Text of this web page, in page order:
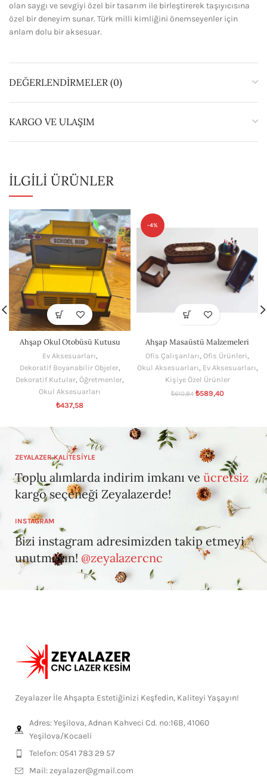
olan saygı ve sevgiyi özel bir tasarım ile birleştirerek taşıyıcısına
özel bir deneyim sunar. Türk milli kimliğini önemseyenler için
anlam dolu bir aksesuar.
DEĞERLENDIRMELER (0)
KARGO VE ULAŞIM
İLGILI ÜRÜNLER
Ahşap Okul Otobüsü Kutusu
Ev Aksesuarları,
Dekoratif Boyanabilir Objeler,
Dekoratif Kutular, Öğretmenler,
Okul Aksesuarları
₺437,58
-4%
Ahşap Masaüstü Malzemeleri
Ofis Çalışanları, Ofis Ürünleri,
Okul Aksesuarları, Ev Aksesuarları,
Kişiye Özel Ürünler
₺610,84 ₺589,40
ZEYALAZER KALİTESİYLE
Toplu alımlarda indirim imkanı veücretsiz
kargo seçeneği Zeyalazerde!
INSTAGRAM
Bizi instagram adresimizden takip etmeyi
unutmayın! @zeyalazercnc
Zeyalazer İle Ahşapta Estetiğinizi Keşfedin, Kaliteyi Yaşayın!
Adres: Yeşilova, Adnan Kahveci Cd. no:16B, 41060
Yeşilova/Kocaeli
Telefon: 0541 783 29 57
Mail:zeyalazer@gmail.com